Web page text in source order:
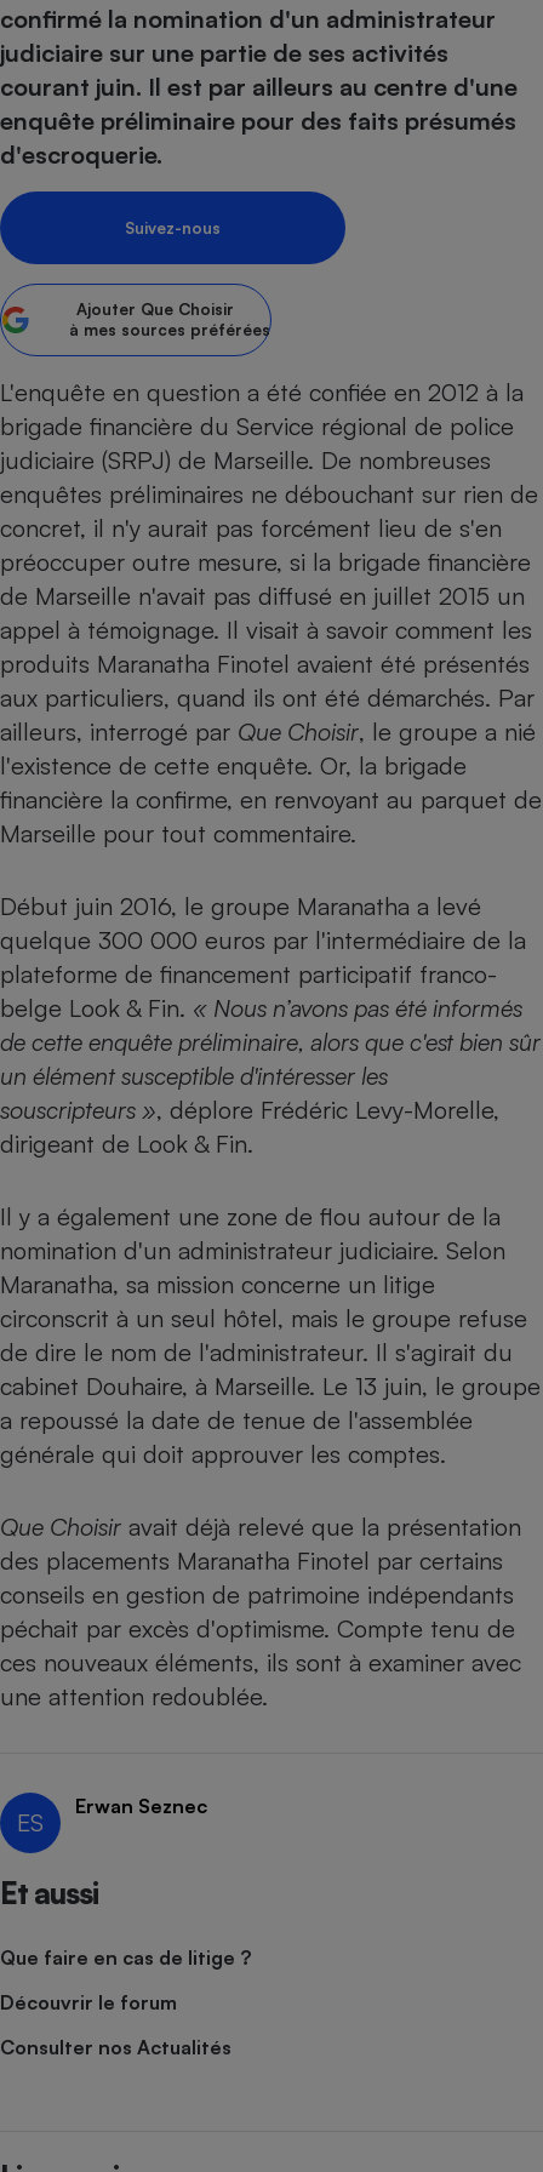
confirmé la nomination d'un administrateur
judiciaire sur une partie de ses activités
courant juin. Il est par ailleurs au centre d'une
enquête préliminaire pour des faits présumés
d'escroquerie.
Suivez-nous
Ajouter Que Choisir
à mes sources préférées
L'enquête en question a été confiée en 2012 à la
brigade financière du Service régional de police
judiciaire (SRPJ) de Marseille. De nombreuses
enquêtes préliminaires ne débouchant sur rien de
concret, il n'y aurait pas forcément lieu de s'en
préoccuper outre mesure, si la brigade financière
de Marseille n'avait pas diffusé en juillet 2015 un
appel à témoignage. Il visait à savoir comment les
produits Maranatha Finotel avaient été présentés
aux particuliers, quand ils ont été démarchés. Par
ailleurs, interrogé par Que Choisir, le groupe a nié
l'existence de cette enquête. Or, la brigade
financière la confirme, en renvoyant au parquet de
Marseille pour tout commentaire.
Début juin 2016, le groupe Maranatha a levé
quelque 300 000 euros par l'intermédiaire de la
plateforme de financement participatif franco-
belge Look & Fin. « Nous n’avons pas été informés
de cette enquête préliminaire, alors que c'est bien sûr
un élément susceptible d'intéresser les
souscripteurs », déplore Frédéric Levy-Morelle,
dirigeant de Look & Fin.
Il y a également une zone de flou autour de la
nomination d'un administrateur judiciaire. Selon
Maranatha, sa mission concerne un litige
circonscrit à un seul hôtel, mais le groupe refuse
de dire le nom de l'administrateur. Il s'agirait du
cabinet Douhaire, à Marseille. Le 13 juin, le groupe
a repoussé la date de tenue de l'assemblée
générale qui doit approuver les comptes.
Que Choisir avait déjà relevé que la présentation
des placements Maranatha Finotel par certains
conseils en gestion de patrimoine indépendants
péchait par excès d'optimisme. Compte tenu de
ces nouveaux éléments, ils sont à examiner avec
une attention redoublée.
ES
Erwan Seznec
Et aussi
Que faire en cas de litige ?
Découvrir le forum
Consulter nos Actualités
Sécurité - Hygiène
Complément
alimentaire
bouteille
Assurance
Banque - Crédit
Epargne - Fiscalité
Assurance emprunteur
Banque
Circulation routière
Contrôle technique -
Pièce détachée
Comparateur auto
Comparatif
Comparatif hotte
Comparatif climatiseur
Comparatif robot cuiseur
Comparatif centrale
Gros électroménager
Petit électroménager -
Lave-linge
Climatiseur -
Ventilateur
Cafetière à expressos
Électricité - Gaz
Comparatif casque audio
Comparatif imprimante
Comparatif ordinateur
Image et son
Informatique
Internet
Téléphonie
Téléphone mobile -
Smartphone
Antivirus
Crédit immobilier
Comparatif tondeuse
Comparatif radiateur
Chauffage
Produit d'entretien
Sécurité domestique
Matelas
Radiateur électrique
Climatiseur -
Ventilateur
Hygiène - Beauté
Mutuelle
Maison de retraite
Choisir son fioul
Choisir son pellet
Comparateur assurance emprunteur
Energie Moins Chère Ensemble
Tous les comparateurs
Toutes les cartes interactives
Speedtest - Testez le débit de votre
connexion Internet